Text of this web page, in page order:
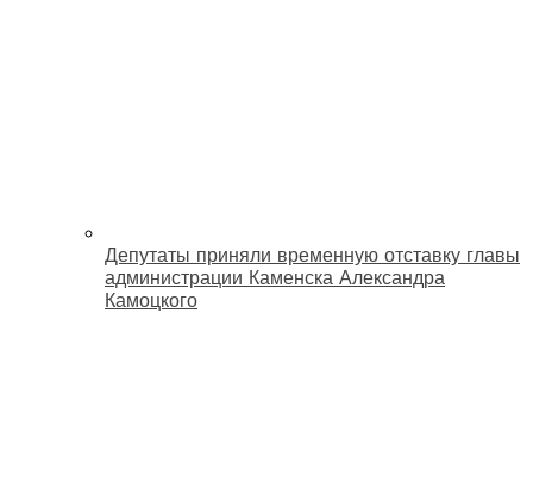
Депутаты приняли временную отставку главы
администрации Каменска Александра
Камоцкого